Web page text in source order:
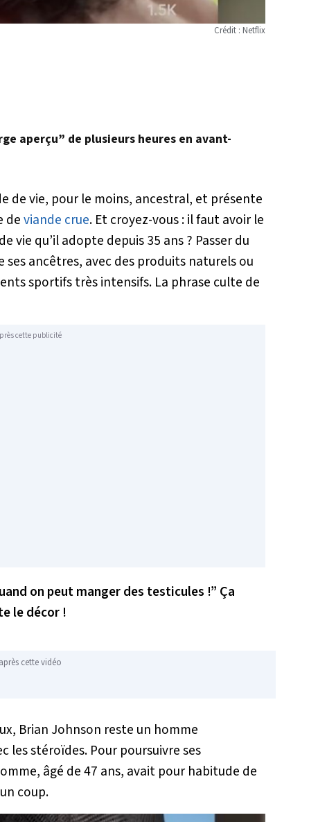
Crédit : Netflix
aperçu” de plusieurs heures en avant-
de vie, pour le moins, ancestral, et présente
deviande crue. Et croyez-vous : il faut avoir le
vie qu’il adopte depuis 35 ans ? Passer du
ancêtres, avec des produits naturels ou
sportifs très intensifs. La phrase culte de
cette publicité
on peut manger des testicules !” Ça
le décor !
cette vidéo
Brian Johnson reste un homme
les stéroïdes. Pour poursuivre ses
âgé de 47 ans, avait pour habitude de
coup.